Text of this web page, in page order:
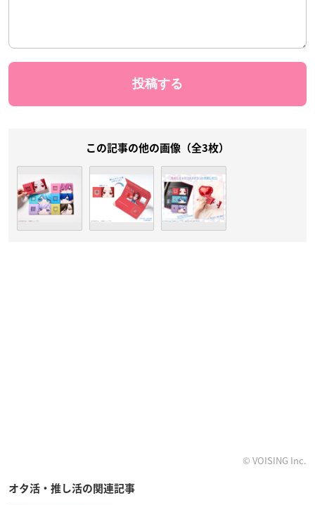
この記事の他の画像（全3枚）
© VOISING Inc.
オタ活・推し活の関連記事